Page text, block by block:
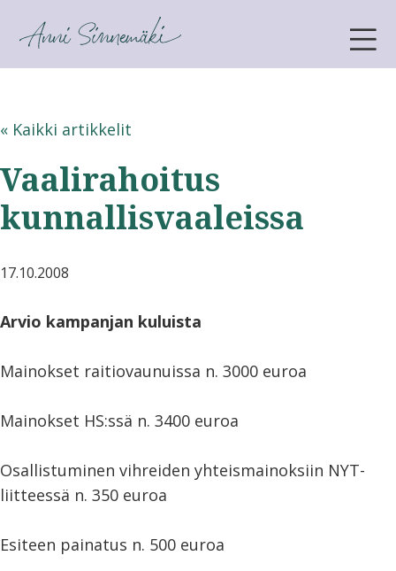
ANNI SINNEMÄKI
« Kaikki artikkelit
Vaalirahoitus
kunnallisvaaleissa
17.10.2008
Arvio kampanjan kuluista
Mainokset raitiovaunuissa n. 3000 euroa
Mainokset HS:ssä n. 3400 euroa
Osallistuminen vihreiden yhteismainoksiin NYT-
liitteessä n. 350 euroa
Esiteen painatus n. 500 euroa